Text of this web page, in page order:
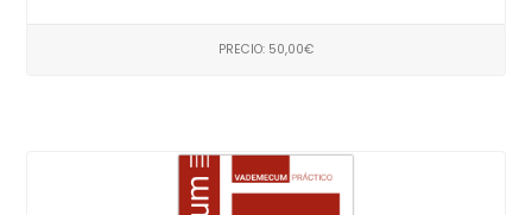
PRECIO: 50,00€